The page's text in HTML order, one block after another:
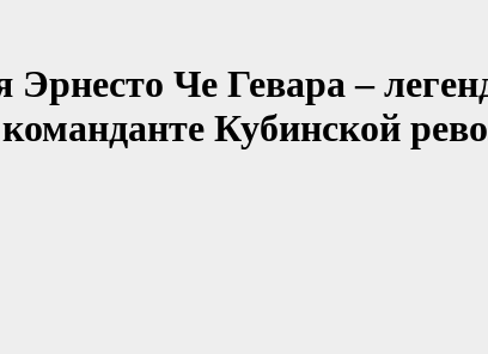
Эрнесто Че Гевара –
Кубинской